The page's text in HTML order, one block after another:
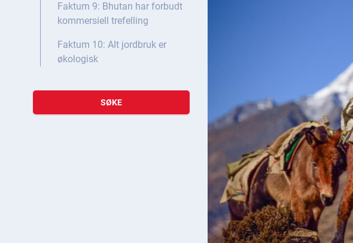
Faktum 9: Bhutan har forbudt
kommersiell trefelling
Faktum 10: Alt jordbruk er
økologisk
SØKE